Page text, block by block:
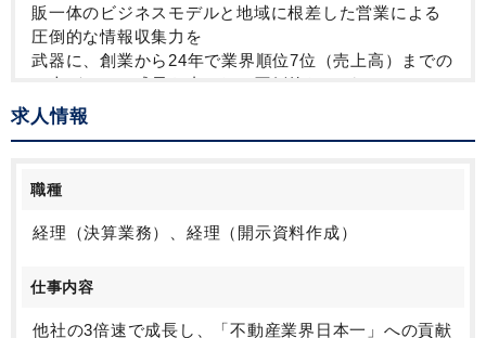
販一体のビジネスモデルと地域に根差した営業による
圧倒的な情報収集力を
武器に、創業から24年で業界順位7位（売上高）までの
し上がった、成長を止めない圧倒的なメガベンチャー
企業です。
創業から16年目にあたる2013年に東証一部上場、その
続の過去最高の売上高・営
業利益を更新しています。2013年との比較で、売上高
8倍、営業利益10倍と驚くべき成長を遂げています。
しています。
そんな同社にて、経理スタッフポジションの募集で
す。
求人情報
職種
経理（決算業務）、経理（開示資料作成）
仕事内容
他社の3倍速で成長し、「不動産業界日本一」への貢献